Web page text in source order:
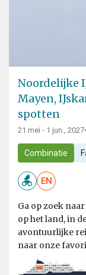
Noordelijke
Mayen,
spotten
21 mei - 1 jun., 2027•
Combinatie
EN
Ga op zoek
op het land, in
avontuurlijke
naar onze